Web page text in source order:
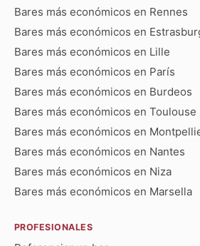
Bares más económicos en Rennes
Bares más económicos en
Bares más económicos en Lille
Bares más económicos en París
Bares más económicos en Burdeos
Bares más económicos en Toulouse
Bares más económicos en
Bares más económicos en Nantes
Bares más económicos en Niza
Bares más económicos en Marsella
PROFESIONALES